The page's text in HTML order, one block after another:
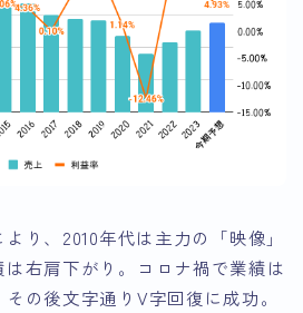
り、2010年代は主力の「映像」
右肩下がり。コロナ禍で業績は
の後文字通りV字回復に成功。